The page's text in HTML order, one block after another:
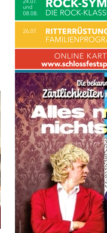
JUGEND/BILDUNG